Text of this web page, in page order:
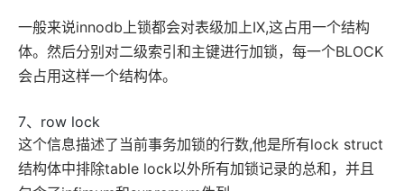
一般来说innodb上锁都会对表级加上IX,这占用一个结构
体。然后分别对二级索引和主键进行加锁，每一个BLOCK
会占用这样一个结构体。
7、row lock
这个信息描述了当前事务加锁的行数,他是所有lock struct
结构体中排除table lock以外所有加锁记录的总和，并且